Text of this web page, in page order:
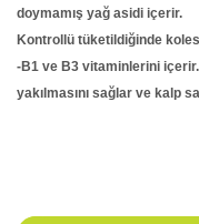
doymamış yağ asidi içerir.
Kontrollü tüketildiğinde
-B1 ve B3 vitaminlerini
yakılmasını sağlar ve kalp